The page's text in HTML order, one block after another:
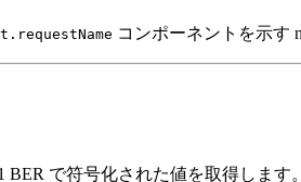
コンポーネントを示す
BER で符号化された値を取得しま